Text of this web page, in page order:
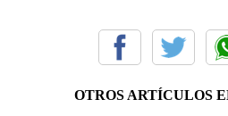
OTROS ARTÍCULOS